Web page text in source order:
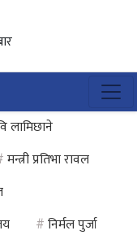
लामिछाने
मन्त्री प्रतिभा रावल
#निर्मल पुर्जा